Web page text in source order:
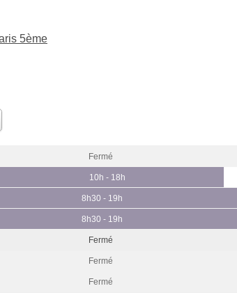
5ème
Fermé
10h - 18h
8h30 - 19h
8h30 - 19h
Fermé
Fermé
Fermé